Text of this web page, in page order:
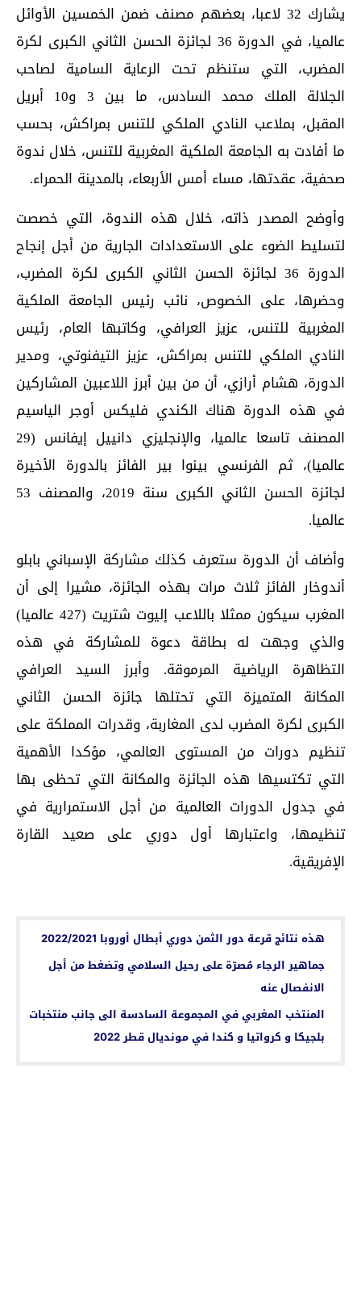
يشارك 32 لاعبا، بعضهم مصنف ضمن الخمسين الأوائل
عالميا، في الدورة 36 لجائزة الحسن الثاني الكبرى لكرة
المضرب، التي ستنظم تحت الرعاية السامية لصاحب
الجلالة الملك محمد السادس، ما بين 3 و10 أبريل
المقبل، بملاعب النادي الملكي للتنس بمراكش، بحسب
ما أفادت به الجامعة الملكية المغربية للتنس، خلال ندوة
صحفية، عقدتها، مساء أمس الأربعاء، بالمدينة الحمراء.
وأوضح المصدر ذاته، خلال هذه الندوة، التي خصصت
لتسليط الضوء على الاستعدادات الجارية من أجل إنجاح
الدورة 36 لجائزة الحسن الثاني الكبرى لكرة المضرب،
وحضرها، على الخصوص، نائب رئيس الجامعة الملكية
المغربية للتنس، عزيز العرافي، وكاتبها العام، رئيس
النادي الملكي للتنس بمراكش، عزيز التيفنوتي، ومدير
الدورة، هشام أرازي، أن من بين أبرز اللاعبين المشاركين
في هذه الدورة هناك الكندي فليكس أوجر الياسيم
المصنف تاسعا عالميا، والإنجليزي دانييل إيفانس (29
عالميا)، ثم الفرنسي بينوا بير الفائز بالدورة الأخيرة
لجائزة الحسن الثاني الكبرى سنة 2019، والمصنف 53
عالميا.
وأضاف أن الدورة ستعرف كذلك مشاركة الإسباني بابلو
أندوخار الفائز ثلاث مرات بهذه الجائزة، مشيرا إلى أن
المغرب سيكون ممثلا باللاعب إليوت شتريت (427 عالميا)
والذي وجهت له بطاقة دعوة للمشاركة في هذه
التظاهرة الرياضية المرموقة. وأبرز السيد العرافي
المكانة المتميزة التي تحتلها جائزة الحسن الثاني
الكبرى لكرة المضرب لدى المغاربة، وقدرات المملكة على
تنظيم دورات من المستوى العالمي، مؤكدا الأهمية
التي تكتسيها هذه الجائزة والمكانة التي تحظى بها
في جدول الدورات العالمية من أجل الاستمرارية في
تنظيمها، واعتبارها أول دوري على صعيد القارة
الإفريقية.
هذه نتائج قرعة دور الثمن دوري أبطال أوروبا 2022/2021
جماهير الرجاء مُصرّة على رحيل السلامي وتضغط من أجل
الانفصال عنه
المنتخب المغربي في المجموعة السادسة الى جانب منتخبات
بلجيكا و كرواتيا و كندا في مونديال قطر 2022